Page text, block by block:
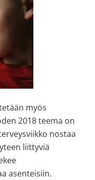
myös
2018 teema on
nostaa
liittyviä
asenteisiin.